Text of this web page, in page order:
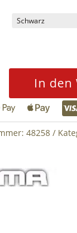
In den

48258